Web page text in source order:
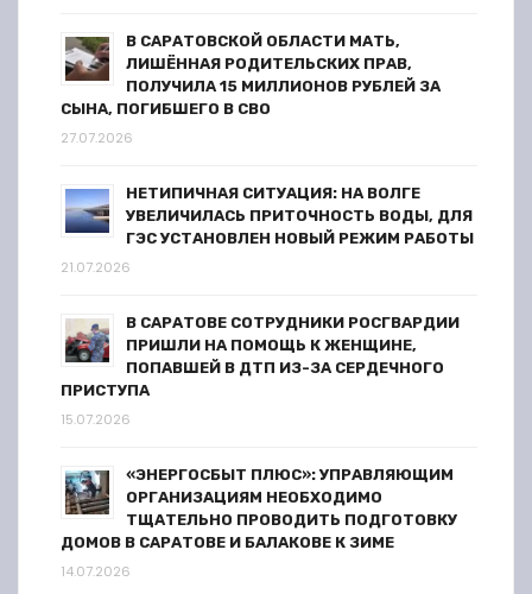
В САРАТОВСКОЙ ОБЛАСТИ МАТЬ,
ЛИШЁННАЯ РОДИТЕЛЬСКИХ ПРАВ,
ПОЛУЧИЛА 15 МИЛЛИОНОВ РУБЛЕЙ ЗА
СЫНА, ПОГИБШЕГО В СВО
27.07.2026
НЕТИПИЧНАЯ СИТУАЦИЯ: НА ВОЛГЕ
УВЕЛИЧИЛАСЬ ПРИТОЧНОСТЬ ВОДЫ, ДЛЯ
ГЭС УСТАНОВЛЕН НОВЫЙ РЕЖИМ РАБОТЫ
21.07.2026
В САРАТОВЕ СОТРУДНИКИ РОСГВАРДИИ
ПРИШЛИ НА ПОМОЩЬ К ЖЕНЩИНЕ,
ПОПАВШЕЙ В ДТП ИЗ-ЗА СЕРДЕЧНОГО
ПРИСТУПА
15.07.2026
«ЭНЕРГОСБЫТ ПЛЮС»: УПРАВЛЯЮЩИМ
ОРГАНИЗАЦИЯМ НЕОБХОДИМО
ТЩАТЕЛЬНО ПРОВОДИТЬ ПОДГОТОВКУ
ДОМОВ В САРАТОВЕ И БАЛАКОВЕ К ЗИМЕ
14.07.2026